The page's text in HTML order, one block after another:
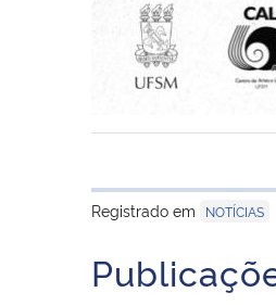
Registrado em
NOTÍCIAS